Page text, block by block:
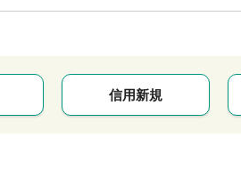
信用新規